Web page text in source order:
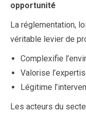
opportunité
La réglementation,
véritable levier de
Complexifie
Valorise
Légitime
Les acteurs du